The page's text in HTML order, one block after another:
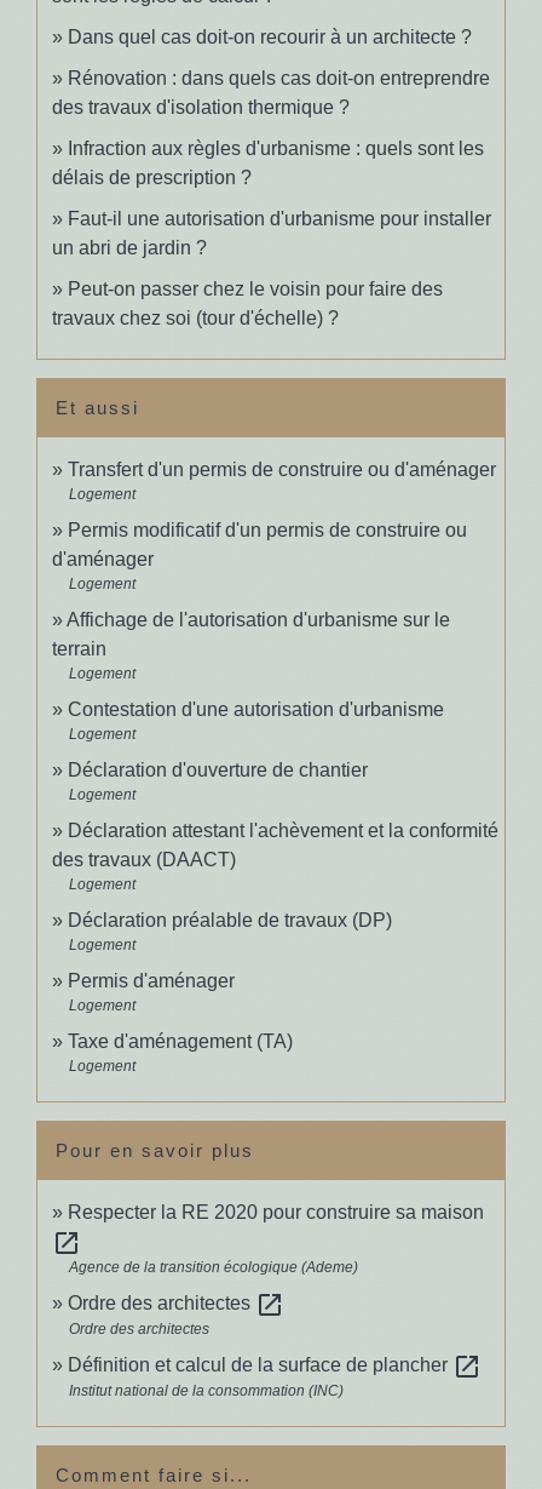
Dans quel cas doit-on recourir à un architecte ?
Rénovation : dans quels cas doit-on entreprendre
des travaux d'isolation thermique ?
Infraction aux règles d'urbanisme : quels sont les
délais de prescription ?
Faut-il une autorisation d'urbanisme pour installer
un abri de jardin ?
Peut-on passer chez le voisin pour faire des
travaux chez soi (tour d'échelle) ?
Et aussi
Transfert d'un permis de construire ou d'aménager
Logement
Permis modificatif d'un permis de construire ou
d'aménager
Logement
Affichage de l'autorisation d'urbanisme sur le
terrain
Logement
Contestation d'une autorisation d'urbanisme
Logement
Déclaration d'ouverture de chantier
Logement
Déclaration attestant l'achèvement et la conformité
des travaux (DAACT)
Logement
Déclaration préalable de travaux (DP)
Logement
Permis d'aménager
Logement
Taxe d'aménagement (TA)
Logement
Pour en savoir plus
Respecter la RE 2020 pour construire sa maison
open_in_new
Agence de la transition écologique (Ademe)
Ordre des architectes open_in_new
Ordre des architectes
Définition et calcul de la surface de plancher open_in_new
Institut national de la consommation (INC)
Comment faire si...